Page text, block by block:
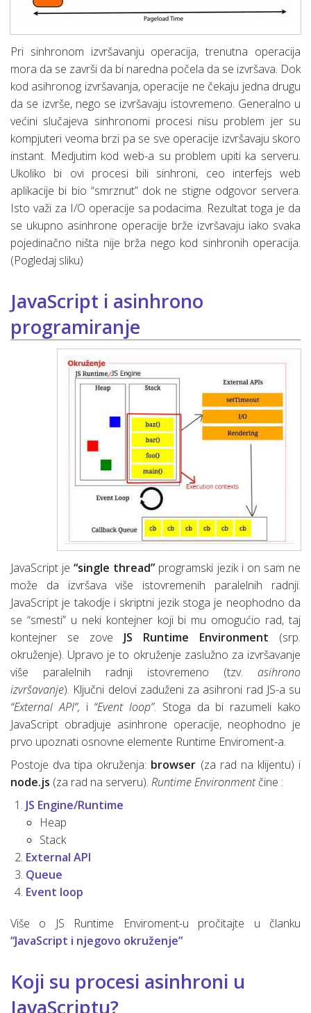
Pri sinhronom izvršavanju operacija, trenutna operacija
mora da se završi da bi naredna počela da se izvršava. Dok
kod asihronog izvršavanja, operacije ne čekaju jedna drugu
da se izvrše, nego se izvršavaju istovremeno. Generalno u
većini slučajeva sinhronomi procesi nisu problem jer su
kompjuteri veoma brzi pa se sve operacije izvršavaju skoro
instant. Medjutim kod web-a su problem upiti ka serveru.
Ukoliko bi ovi procesi bili sinhroni, ceo interfejs web
aplikacije bi bio “smrznut” dok ne stigne odgovor servera.
Isto važi za I/O operacije sa podacima. Rezultat toga je da
se ukupno asinhrone operacije brže izvršavaju iako svaka
pojedinačno ništa nije brža nego kod sinhronih operacija.
(Pogledaj sliku)
JavaScript i asinhrono
programiranje
JavaScript je“single thread” programski jezik i on sam ne
može da izvršava više istovremenih paralelnih radnji.
JavaScript je takodje i skriptni jezik stoga je neophodno da
se “smesti” u neki kontejner koji bi mu omogućio rad, taj
kontejner se zove JS Runtime Environment (srp.
okruženje). Upravo je to okruženje zaslužno za izvršavanje
više paralelnih radnji istovremeno (tzv. asihrono
izvršavanje). Ključni delovi zaduženi za asihroni rad JS-a su
“External API”, i “Event loop”. Stoga da bi razumeli kako
JavaScript obradjuje asinhrone operacije, neophodno je
prvo upoznati osnovne elemente Runtime Enviroment-a.
Postoje dva tipa okruženja: browser (za rad na klijentu) i
node.js (za rad na serveru). Runtime Environmentčine :
JS Engine/Runtime
Heap
Stack
External API
Queue
Event loop
Više o JS Runtime Enviroment-u pročitajte u članku
“JavaScript i njegovo okruženje”
Koji su procesi asinhroni u
JavaScriptu?